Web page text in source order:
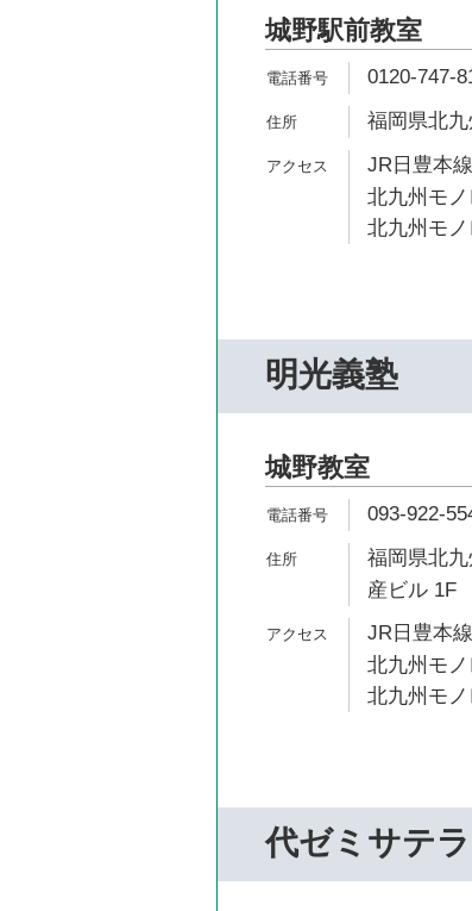
城野駅前教室
0120-747-
福岡県北
JR日豊本
北九州モ
北九州モ
明光義塾
城野教室
093-922-
福岡県北
産ビル 1F
JR日豊本
北九州モ
北九州モ
代ゼミサテ